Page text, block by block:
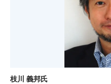
枝川 義邦氏